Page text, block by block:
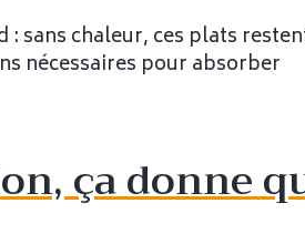
sans chaleur, ces plats
nécessaires pour absorber
ça donne